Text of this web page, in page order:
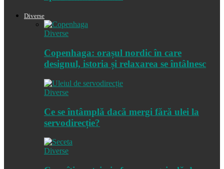
Diverse
Diverse
Copenhaga: orașul nordic în care
designul, istoria și relaxarea se întâlnesc
Diverse
Ce se întâmplă dacă mergi fără ulei la
servodirecție?
Diverse